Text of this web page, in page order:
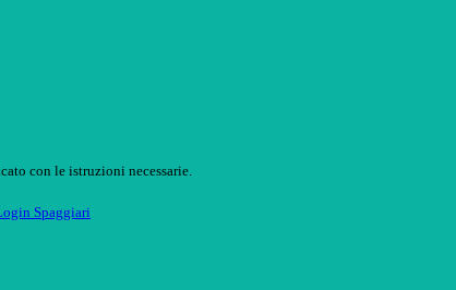
con le istruzioni necessarie.
Spaggiari